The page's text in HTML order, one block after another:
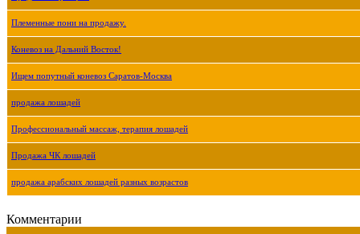
Племенные пони на продажу.
Коневоз на Дальний Восток!
Ищем попутный коневоз Саратов-Москва
продажа лошадей
Профессиональный массаж, терапия лошадей
Продажа ЧК лошадей
продажа арабских лошадей разных возрастов
Комментарии